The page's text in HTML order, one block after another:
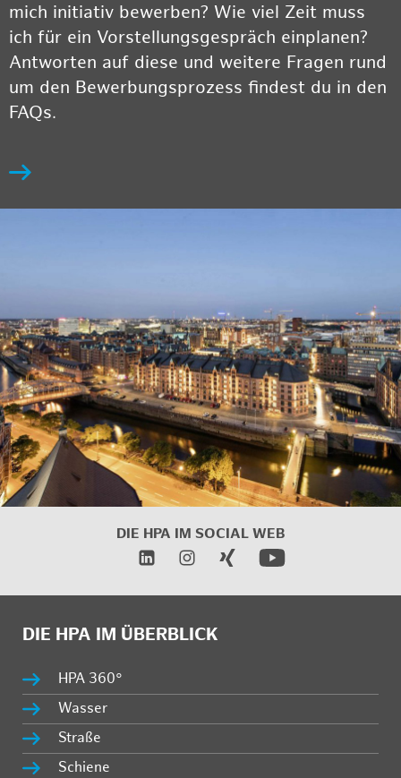
mich initiativ bewerben? Wie viel Zeit muss
ich für ein Vorstellungsgespräch einplanen?
Antworten auf diese und weitere Fragen rund
um den Bewerbungsprozess findest du in den
FAQs.
DIE HPA IM SOCIAL WEB
DIE HPA IM ÜBERBLICK
HPA 360°
Wasser
Straße
Schiene